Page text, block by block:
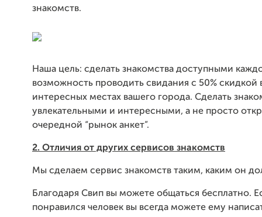
знакомств.
Наша цель: сделать знакомства доступными
возможность проводить свидания с 50% скидкой
интересных местах вашего города. Сделать
увлекательными и интересными, а не просто
очередной “рынок анкет”.
2. Отличия от других сервисов знакомств
Мы сделаем сервис знакомств таким, каким он
Благодаря Свип вы можете общаться бесплатно.
понравился человек вы всегда можете ему